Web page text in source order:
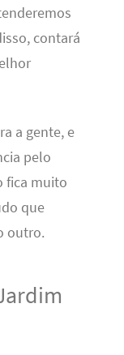
contará
a gente, e
pelo
fica muito
que
outro.